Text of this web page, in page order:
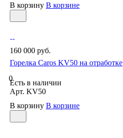
В корзину В корзине
160 000 руб.
Горелка Caros KV50 на отработке
0
Есть в наличии
Арт. KV50
В корзину В корзине